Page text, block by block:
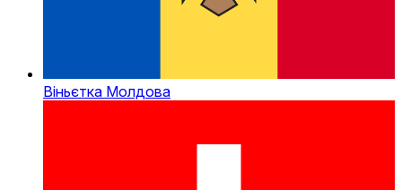
Віньєтка Молдова